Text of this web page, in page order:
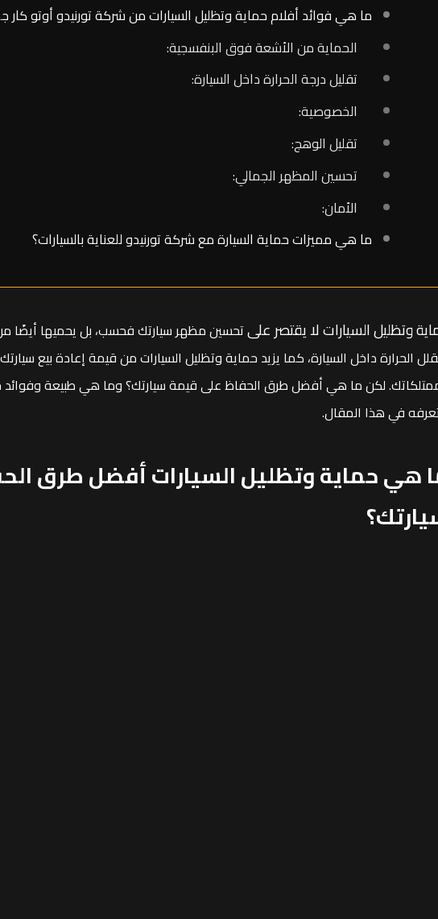
ما هي فوائد أفلام حماية وتظليل السيارات من شركة تورنيدو أوتو كار
الحماية من الأشعة فوق البنفسجية:
تقليل درجة الحرارة داخل السيارة:
الخصوصية:
تقليل الوهج:
تحسين المظهر الجمالي:
الأمان:
ما هي مميزات حماية السيارة مع شركة تورنيدو للعناية بالسيارات؟
وتظليل السيارات لا يقتصر علىتحسين مظهر سيارتك فحسب، بل يحميها أيضًا
الحرارة داخل السيارة، كما يزيد حماية وتظليل السيارات من قيمة إعادة بيع
لكن ما هي أفضل طرق الحفاظ على قيمة سيارتك؟ وما هي طبيعة وفوائد
في هذا المقال.
هي حماية وتظليل السيارات أفضل طرق